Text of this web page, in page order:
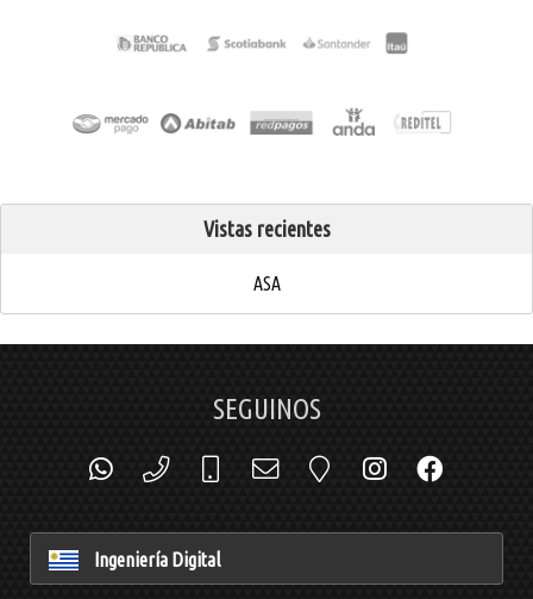
Vistas recientes
ASA
SEGUINOS
Ingeniería Digital